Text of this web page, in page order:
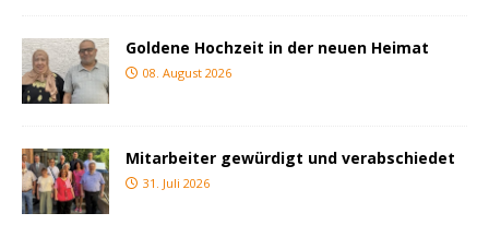
Goldene Hochzeit in der neuen Heimat
08. August 2026
Mitarbeiter gewürdigt und verabschiedet
31. Juli 2026